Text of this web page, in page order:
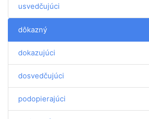
usvedčujúci
dôkazný
dokazujúci
dosvedčujúci
podopierajúci